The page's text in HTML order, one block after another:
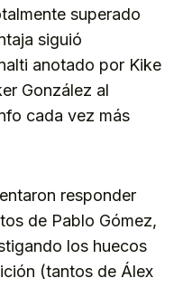
superado
siguió
anotado por Kike
González al
cada vez más
responder
de Pablo Gómez,
los huecos
(tantos de Álex